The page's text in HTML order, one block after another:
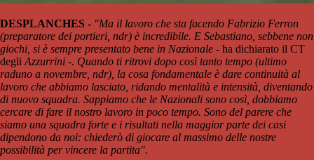
DESPLANCHES - "Ma il lavoro che sta facendo Fabrizio Ferron
(preparatore dei portieri, ndr) è incredibile. E Sebastiano, sebbene non
giochi, si è sempre presentato bene in Nazionale - ha dichiarato il CT
degliAzzurrini -. Quando ti ritrovi dopo così tanto tempo (ultimo
raduno a novembre, ndr), la cosa fondamentale è dare continuità al
lavoro che abbiamo lasciato, ridando mentalità e intensità, diventando
di nuovo squadra. Sappiamo che le Nazionali sono così, dobbiamo
cercare di fare il nostro lavoro in poco tempo. Sono del parere che
siamo una squadra forte e i risultati nella maggior parte dei casi
dipendono da noi: chiederò di giocare al massimo delle nostre
possibilità per vincere la partita".